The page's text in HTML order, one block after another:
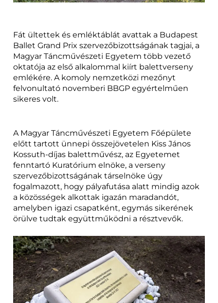
Fát ültettek és emléktáblát avattak a Budapest
Ballet Grand Prix szervezőbizottságának tagjai, a
Magyar Táncművészeti Egyetem több vezető
oktatója az első alkalommal kiírt balettverseny
emlékére. A komoly nemzetközi mezőnyt
felvonultató novemberi BBGP egyértelműen
sikeres volt.
A Magyar Táncművészeti Egyetem Főépülete
előtt tartott ünnepi összejövetelen Kiss János
Kossuth-díjas balettművész, az Egyetemet
fenntartó Kuratórium elnöke, a verseny
szervezőbizottságának társelnöke úgy
fogalmazott, hogy pályafutása alatt mindig azok
a közösségek alkottak igazán maradandót,
amelyben igazi csapatként, egymás sikerének
örülve tudtak együttműködni a résztvevők.